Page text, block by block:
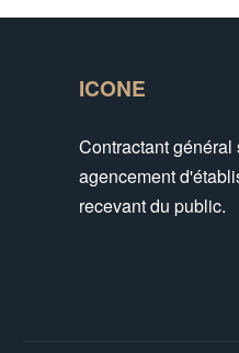
ICONE
Contractant
agencement
recevant du public.